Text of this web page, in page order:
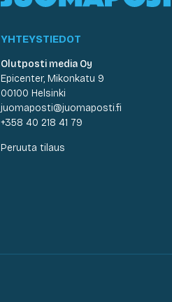
YHTEYSTIEDOT
Olutposti media Oy
Epicenter, Mikonkatu 9
00100 Helsinki
juomaposti@juomaposti.fi
+358 40 218 41 79
Peruuta tilaus